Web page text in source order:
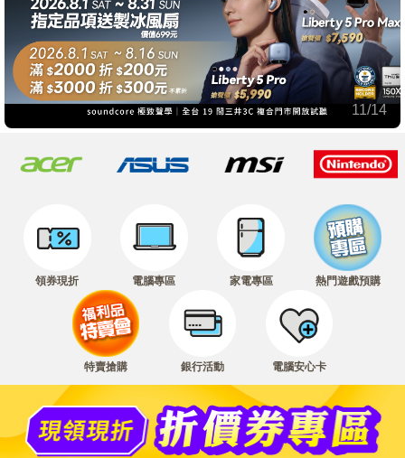
11/14
領券現折 電腦專區 家電專區 熱門遊戲預購
特賣搶購 銀行活動 電腦安心卡